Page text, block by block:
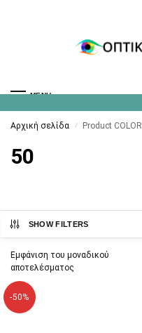
MENU
Αρχική σελίδα / Product COLOR
50
SHOW FILTERS
Εμφάνιση του μοναδικού
αποτελέσματος
-50%